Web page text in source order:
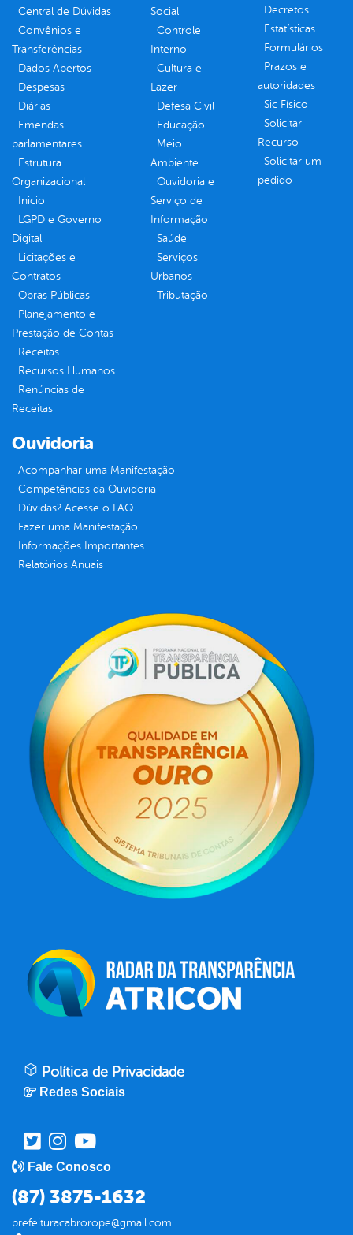
Central de Dúvidas
Convênios e
Transferências
Dados Abertos
Despesas
Diárias
Emendas
parlamentares
Estrutura
Organizacional
Inicio
LGPD e Governo
Digital
Licitações e
Contratos
Obras Públicas
Planejamento e
Prestação de Contas
Receitas
Recursos Humanos
Renúncias de
Receitas
Social
Controle
Interno
Cultura e
Lazer
Defesa Civil
Educação
Meio
Ambiente
Ouvidoria e
Serviço de
Informação
Saúde
Serviços
Urbanos
Tributação
Decretos
Estatísticas
Formulários
Prazos e
autoridades
Sic Físico
Solicitar
Recurso
Solicitar um
pedido
Ouvidoria
Acompanhar uma Manifestação
Competências da Ouvidoria
Dúvidas? Acesse o FAQ
Fazer uma Manifestação
Informações Importantes
Relatórios Anuais
Política de Privacidade
Redes Sociais
Fale Conosco
(87) 3875-1632
prefeituracabrorope@gmail.com